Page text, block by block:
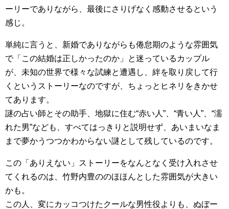
ーリーでありながら、最後にさりげなく感動させるという
感じ。
単純に言うと、新婚でありながらも倦怠期のような雰囲気
で「この結婚は正しかったのか」と迷っているカップル
が、未知の世界で様々な試練と遭遇し、絆を取り戻して行
くというストーリーなのですが、ちょっとヒネリをきかせ
てあります。
謎の占い師とその助手、地獄に住む“赤い人”、“青い人”、“濡
れた男”なども、すべてはっきりと説明せず、あいまいなま
まで夢かうつつかわからない謎として残しているのです。
この「ありえない」ストーリーをなんとなく受け入れさせ
てくれるのは、竹野内豊ののほほんとした雰囲気が大きい
かも。
この人、変にカッコつけたクールな男性役よりも、ぬぼー